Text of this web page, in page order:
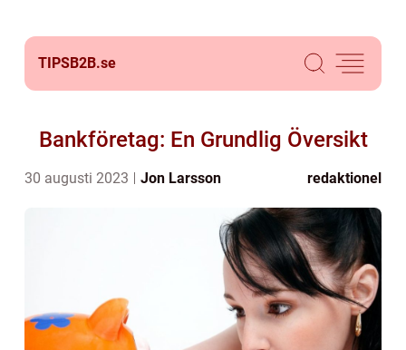
TIPSB2B.se
Bankföretag: En Grundlig Översikt
30 augusti 2023 Jon Larsson redaktionel